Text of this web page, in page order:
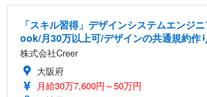
「スキル習得」デザインシステムエンジ
ook/月30万以上可/デザインの共通規約作
株式会社Creer
大阪府
月給30万7,600円～50万円